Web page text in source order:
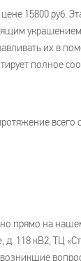
15800 руб.
их в
полное
всего
прямо на
д. 118 кВ2, ТЦ